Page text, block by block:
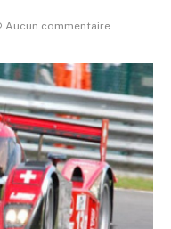
Aucun commentaire